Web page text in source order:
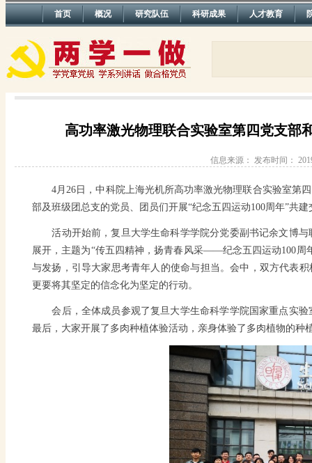
首页 概况 研究队伍 科研成果 人才教育
高功率激光物理联合实验室第四党支部
信息来源： 发布时间：
4月26 日，中科院上海光机所高功率激光物理联合实验室第
部及班级团总支的党员、团员们开展“纪念五四运动100周年”共
活动开始前，复旦大学生命科学学院分党委副书记余文博
展开，主题为“传五四精神，扬青春风采——纪念五四运动100周
与发扬，引导大家思考青年人的使命与担当。会中，双方代表
更要将其坚定的信念化为坚定的行动。
会后，全体成员参观了复旦大学生命科学学院国家重点实
最后，大家开展了多肉种植体验活动，亲身体验了多肉植物的种